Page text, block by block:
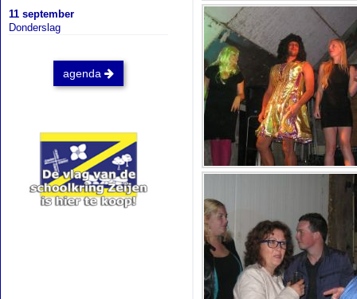
11 september
Donderslag
agenda